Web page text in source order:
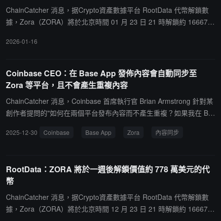
ChainCatcher 消息，据Crypto資產數據平台 RootData 代幣解鎖數
據，Zora（ZORA）將於北京時間 01 月 23 日 21 時解鎖約 16667
2026-01-16
Coinbase CEO：在 Base App 發佈內容會自動同步至
Zora 等平台，且不會產生重複內容
ChainCatcher 消息，Coinbase 首席執行官 Brian Armstrong 針對某
創作者提問的"如何在兩個平台發布內容而不產生重複？如果我在 Ba
頁？"回覆表示，"你可以隨意選擇發布平台，但建議直接在 Base Ap
2025-12-30 Coinbase Base App Zora 內容同步
RootData：ZORA 將於一週後解鎖價值約 778 萬美元的代
幣
ChainCatcher 消息，据Crypto資產數據平台 RootData 代幣解鎖數
據，Zora（ZORA）將於北京時間 12 月 23 日 21 時解鎖約 16667